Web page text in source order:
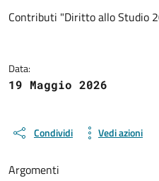
Dettagli del
Contributi "Diritto allo Studio
Data:
19 Maggio 2026
Condividi Vedi azioni
Argomenti